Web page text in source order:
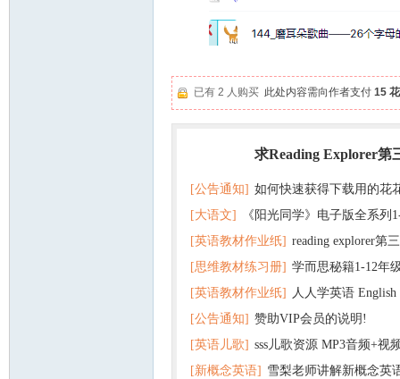
已有 2 人购买 此处内容需向作者支付 15
求Reading Explorer第
[公告通知] 如何快速获得下载用的花
[大语文]
《阳光同学》电子版全系列
+英语
[英语教材作业纸] reading explorer第
+音频 百度云网盘下载
[思维教材练习册] 学而思秘籍1-12年
子版PDF全册 百度网盘
[英语教材作业纸] 人人学英语
版pdf 百度网盘下载
[公告通知] 赞助VIP会员的说明!
[英语儿歌] sss儿歌资源 MP3音频+视
百度云网盘下载
[新概念英语] 雪梨老师讲解新概念英